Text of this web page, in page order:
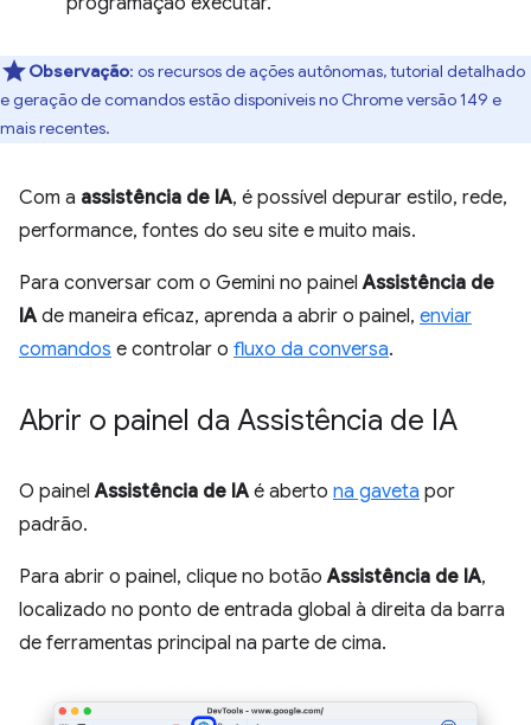
Observação: os recursos de ações autônomas, tutorial detalhado
e geração de comandos estão disponíveis no Chrome versão 149 e
mais recentes.
Com a assistência de IA, é possível depurar estilo, rede,
performance, fontes do seu site e muito mais.
Para conversar com o Gemini no painelAssistência de
IA de maneira eficaz, aprenda a abrir o painel, enviar
comandos e controlar o fluxo da conversa.
Abrir o painel da Assistência de IA
O painelAssistência de IA é aberto na gaveta por
padrão.
Para abrir o painel, clique no botãoAssistência de IA,
localizado no ponto de entrada global à direita da barra
de ferramentas principal na parte de cima.